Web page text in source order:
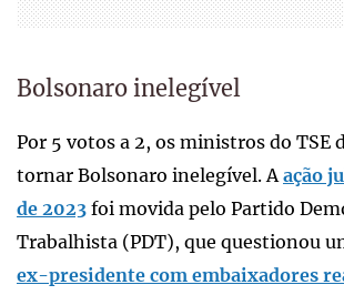
Bolsonaro inelegível
Por 5 votos a 2, os ministros do TSE
tornar Bolsonaro inelegível. A ação
de 2023 foi movida pelo Partido
Trabalhista (PDT), que questionou
ex-presidente com embaixadores